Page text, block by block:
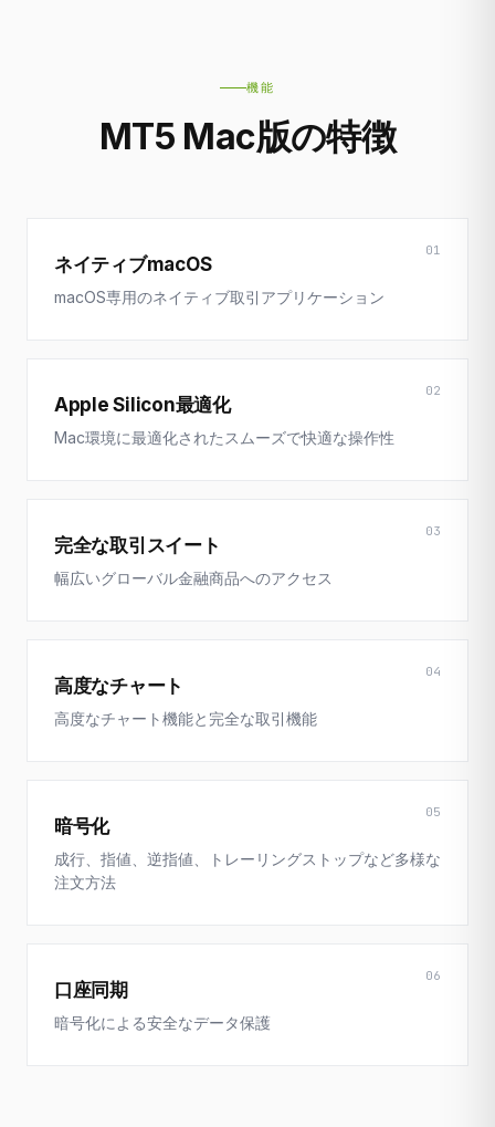
機能
MT5 Mac版の特徴
01
ネイティブmacOS
macOS専用のネイティブ取引アプリケーション
02
Apple Silicon最適化
Mac環境に最適化されたスムーズで快適な操作性
03
完全な取引スイート
幅広いグローバル金融商品へのアクセス
04
高度なチャート
高度なチャート機能と完全な取引機能
05
暗号化
成行、指値、逆指値、トレーリングストップなど多様な
注文方法
06
口座同期
暗号化による安全なデータ保護